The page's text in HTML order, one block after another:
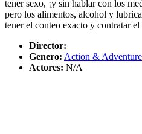
tener sexo, ¡y sin hablar con los
pero los alimentos, alcohol y
tener el conteo exacto y contratar
Director:
Genero: Action & Adventure
Actores: N/A